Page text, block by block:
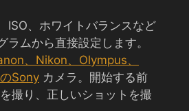
ISO、ホワイトバランスなど
ラムから直接設定します。
、Nikon、Olympus、
Sony カメラ。開始する前
撮り、正しいショットを撮